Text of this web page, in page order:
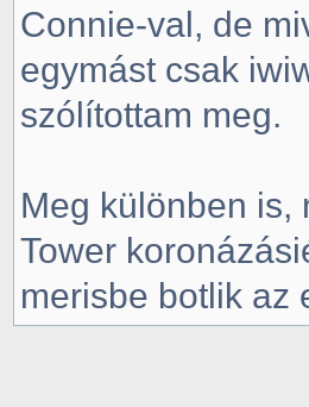
Connie-val, de
egymást csak
szólítottam meg.
Meg különben is,
Tower
merisbe botlik az